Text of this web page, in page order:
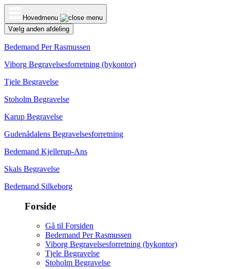
Hovedmenu
Vælg anden afdeling
Bedemand Per Rasmussen
Viborg Begravelsesforretning (bykontor)
Tjele Begravelse
Stoholm Begravelse
Karup Begravelse
Gudenådalens Begravelsesforretning
Bedemand Kjellerup-Ans
Skals Begravelse
Bedemand Silkeborg
Forside
Gå til Forsiden
Bedemand Per Rasmussen
Viborg Begravelsesforretning (bykontor)
Tjele Begravelse
Stoholm Begravelse